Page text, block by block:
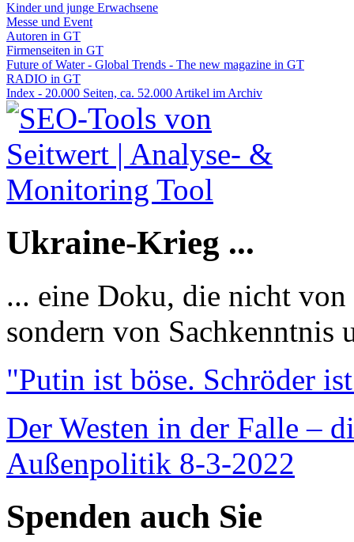
Kinder und junge Erwachsene
Messe und Event
Autoren in GT
Firmenseiten in GT
Future of Water - Global Trends - The new magazine in GT
RADIO in GT
Index - 20.000 Seiten, ca. 52.000 Artikel im Archiv
Ukraine-Krieg ...
... eine Doku, die nicht
sondern von Sachkenntnis
"Putin ist böse. Schröder
Der Westen in der Falle –
Außenpolitik 8-3-2022
Spenden auch Sie